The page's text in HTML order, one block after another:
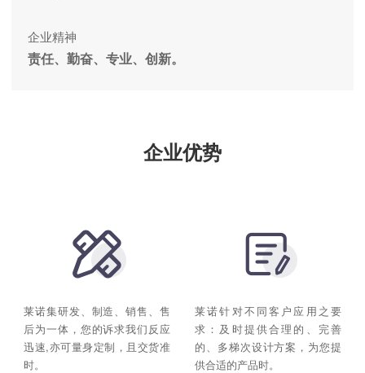
企业精神
责任、勤奋、专业、创新。
企业优势
莱诺集研发、制造、销售、售
后为一体，您的诉求我们反应
迅速,亦可量身定制，且交货准
时。
莱诺针对不同客户应用之要
求：及时提供合理的、完善
的、多梯次设计方案，为您提
供合适的产品时。